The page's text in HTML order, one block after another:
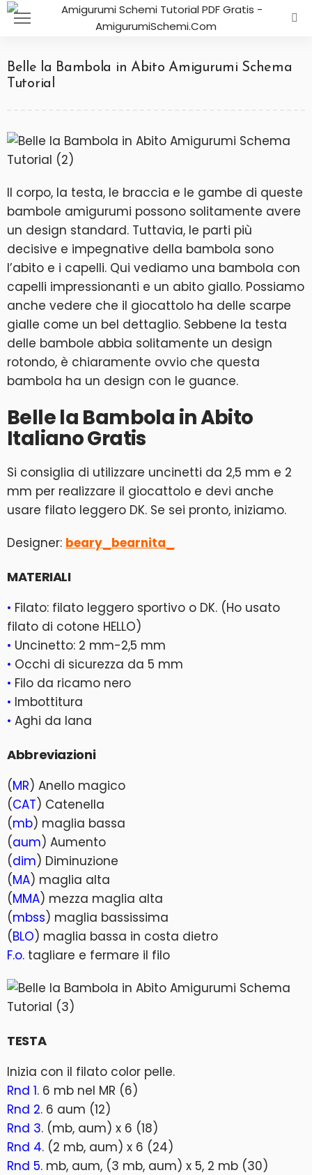
Belle la Bambola in Abito Amigurumi Schema
Tutorial
Il corpo, la testa, le braccia e le gambe di queste
bambole amigurumi possono solitamente avere
un design standard. Tuttavia, le parti più
decisive e impegnative della bambola sono
l’abito e i capelli. Qui vediamo una bambola con
capelli impressionanti e un abito giallo. Possiamo
anche vedere che il giocattolo ha delle scarpe
gialle come un bel dettaglio. Sebbene la testa
delle bambole abbia solitamente un design
rotondo, è chiaramente ovvio che questa
bambola ha un design con le guance.
Belle la Bambola in Abito
Italiano Gratis
Si consiglia di utilizzare uncinetti da 2,5 mm e 2
mm per realizzare il giocattolo e devi anche
usare filato leggero DK. Se sei pronto, iniziamo.
Designer: beary_bearnita_
MATERIALI
• Filato: filato leggero sportivo o DK. (Ho usato
filato di cotone HELLO)
• Uncinetto: 2 mm-2,5 mm
• Occhi di sicurezza da 5 mm
• Filo da ricamo nero
• Imbottitura
• Aghi da lana
Abbreviazioni
(MR) Anello magico
(CAT) Catenella
(mb) maglia bassa
(aum) Aumento
(dim) Diminuzione
(MA) maglia alta
(MMA) mezza maglia alta
(mbss) maglia bassissima
(BLO) maglia bassa in costa dietro
F.o. tagliare e fermare il filo
TESTA
Inizia con il filato color pelle.
Rnd 1. 6 mb nel MR (6)
Rnd 2. 6 aum (12)
Rnd 3. (mb, aum) x 6 (18)
Rnd 4. (2 mb, aum) x 6 (24)
Rnd 5. mb, aum, (3 mb, aum) x 5, 2 mb (30)